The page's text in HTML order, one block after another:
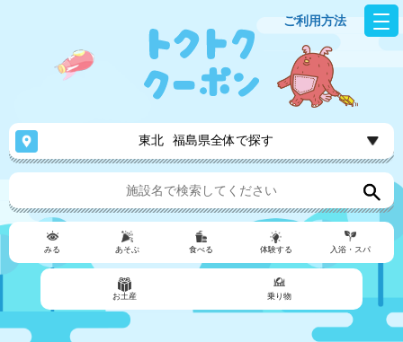
ご利用方法
東北 福島県全体で探す
みる あそぶ 食べる 体験する 入浴・スパ
お土産 乗り物